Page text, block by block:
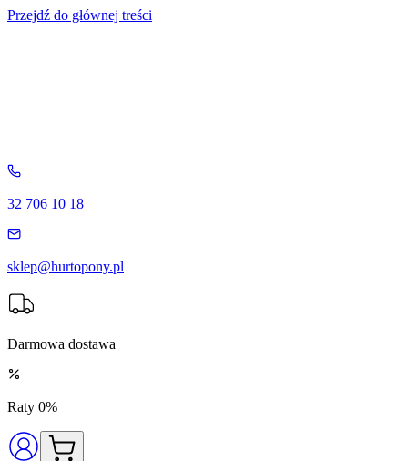
Przejdź do głównej treści
32 706 10 18
sklep@hurtopony.pl
Darmowa dostawa
Raty 0%